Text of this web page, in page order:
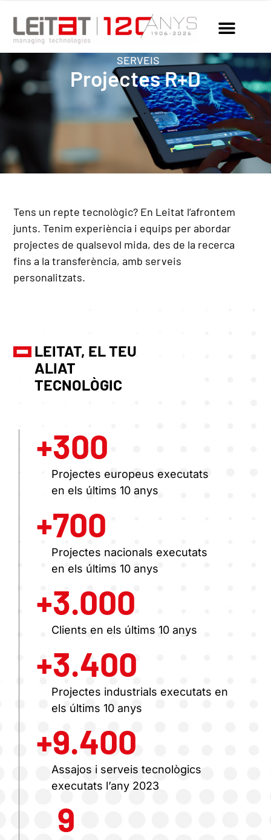
SERVEIS
Projectes R+D
Tens un repte tecnològic? En Leitat l’afrontem
junts. Tenim experiència i equips per abordar
projectes de qualsevol mida, des de la recerca
fins a la transferència, amb serveis
personalitzats.
LEITAT, EL TEU
ALIAT
TECNOLÒGIC
+300
Projectes europeus executats
en els últims 10 anys
+700
Projectes nacionals executats
en els últims 10 anys
+3.000
Clients en els últims 10 anys
+3.400
Projectes industrials executats en
els últims 10 anys
+9.400
Assajos i serveis tecnològics
executats l’any 2023
9